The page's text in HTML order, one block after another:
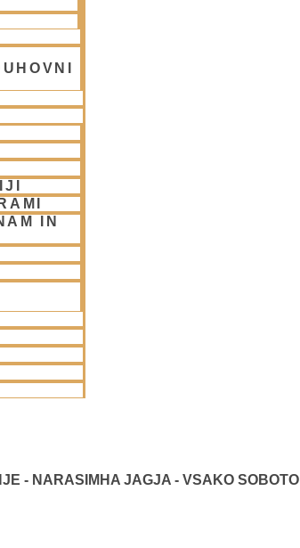
IN
- NARASIMHA JAGJA - VSAKO SOBOTO